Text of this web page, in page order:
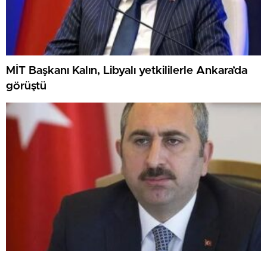
MİT Başkanı Kalın, Libyalı yetkililerle Ankara’da
görüştü